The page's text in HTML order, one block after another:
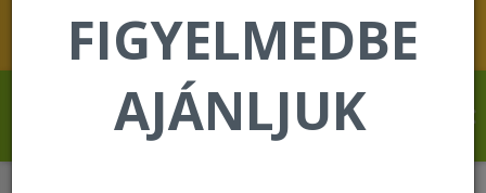
FIGYELMEDBE
AJÁNLJUK
Szabó Regina üdvözli Önt a Forever Living
internetes áruházában!